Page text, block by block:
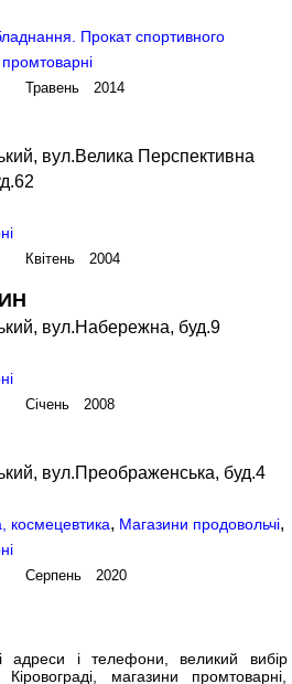
Прокат спортивного
Травень 2014
вул.Велика Перспективна
Квітень 2004
вул.Набережна, буд.9
Січень 2008
вул.Преображенська, буд.4
космецевтика, Магазини продовольчі,
Серпень 2020
адреси і телефони, великий вибір
магазини промтоварні,